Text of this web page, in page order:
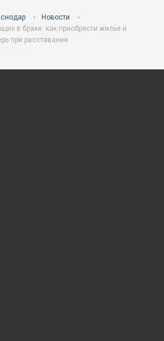
Новости
в браке: как приобрести жилье и
при расставании